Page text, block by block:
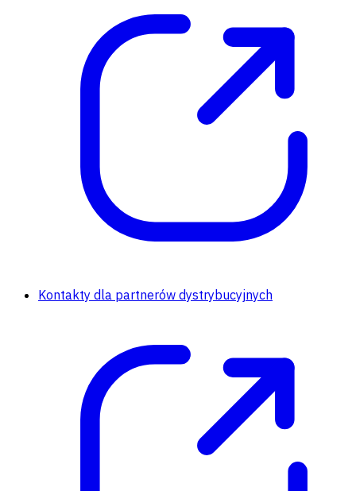
Kontakty dla partnerów dystrybucyjnych